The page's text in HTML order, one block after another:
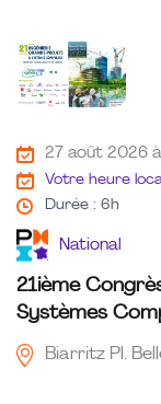
27 août 2026
Votre heure
Durée : 6h
National
21ième
Systèmes
Biarritz Pl.